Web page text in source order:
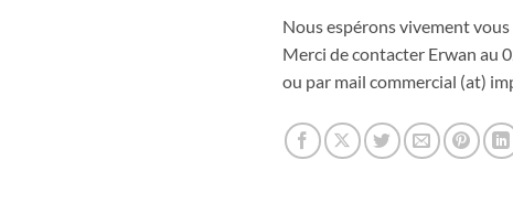
Nous espérons vivement
Merci de contacter Erwan au
ou par mail commercial (at)